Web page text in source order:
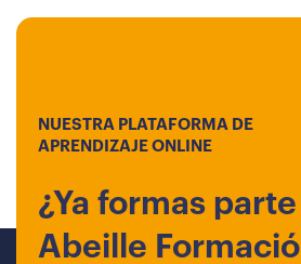
NUESTRA PLATAFORMA DE
APRENDIZAJE ONLINE
¿Ya formas
Abeille